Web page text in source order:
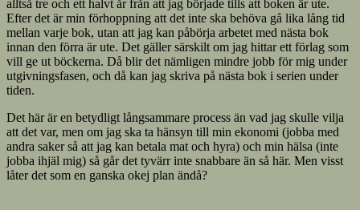
alltså tre och ett halvt år från att jag började tills att boken är ute.
Efter det är min förhoppning att det inte ska behöva gå lika lång tid
mellan varje bok, utan att jag kan påbörja arbetet med nästa bok
innan den förra är ute. Det gäller särskilt om jag hittar ett förlag som
vill ge ut böckerna. Då blir det nämligen mindre jobb för mig under
utgivningsfasen, och då kan jag skriva på nästa bok i serien under
tiden.
Det här är en betydligt långsammare process än vad jag skulle vilja
att det var, men om jag ska ta hänsyn till min ekonomi (jobba med
andra saker så att jag kan betala mat och hyra) och min hälsa (inte
jobba ihjäl mig) så går det tyvärr inte snabbare än så här. Men visst
låter det som en ganska okej plan ändå?